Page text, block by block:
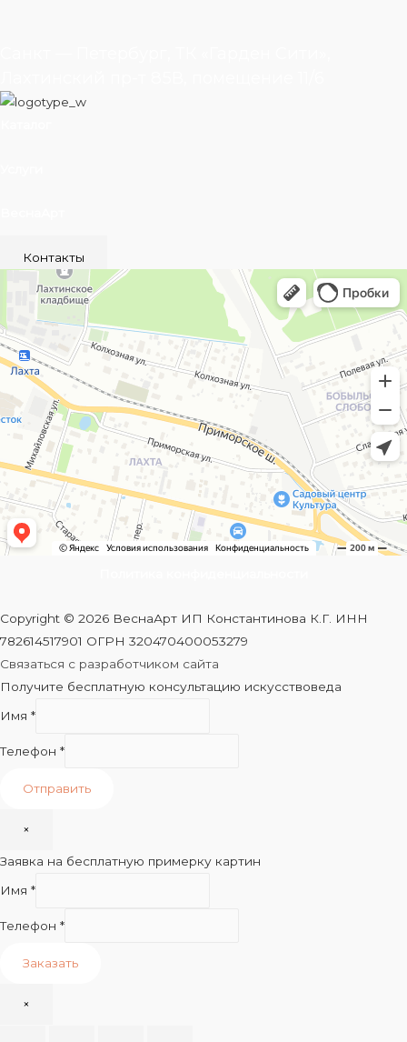
Контакты
Copyright © 2026 ВеснаАрт ИП Константинова К.Г. ИНН
782614517901 ОГРН 320470400053279
Связаться с разработчиком сайта
Получите бесплатную консультацию искусствоведа
Имя *
Телефон *
Отправить
×
Заявка на бесплатную примерку картин
Имя *
Телефон *
Заказать
×